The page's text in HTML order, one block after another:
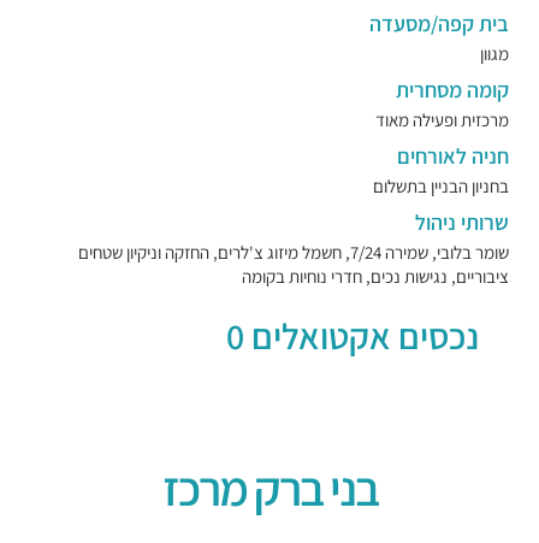
בית קפה/מסעדה
מגוון
קומה מסחרית
מרכזית ופעילה מאוד
חניה לאורחים
בחניון הבניין בתשלום
שרותי ניהול
שומר בלובי, שמירה 7/24, חשמל מיזוג צ'לרים, החזקה וניקיון שטחים
ציבוריים, נגישות נכים, חדרי נוחיות בקומה
נכסים אקטואלים 0
בני ברק מרכז